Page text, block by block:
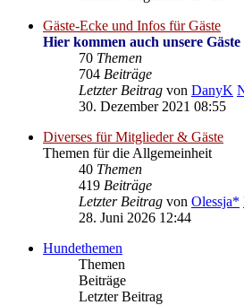
Gäste-Ecke und Infos für Gäste
Hier kommen auch unsere
70 Themen
704 Beiträge
Letzter Beitrag von DanyK
30. Dezember 2021 08:55
Diverses für Mitglieder & Gäste
Themen für die Allgemeinheit
40 Themen
419 Beiträge
Letzter Beitrag von Olessja*
28. Juni 2026 12:44
Hundethemen
Themen
Beiträge
Letzter Beitrag